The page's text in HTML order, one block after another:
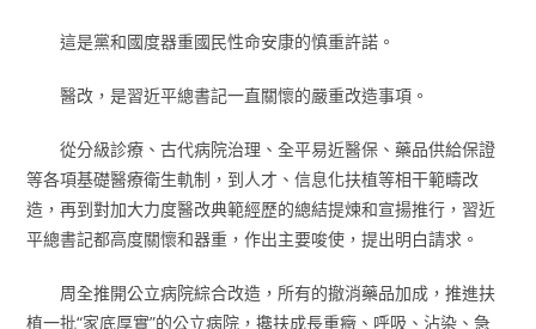
這是黨和國度器重國民性命安康的慎重許諾。
醫改，是習近平總書記一直關懷的嚴重改造事項。
從分級診療、古代病院治理、全平易近醫保、藥品供給保證
等各項基礎醫療衛生軌制，到人才、信息化扶植等相干範疇改
造，再到對加大力度醫改典範經歷的總結提煉和宣揚推行，習近
平總書記都高度關懷和器重，作出主要唆使，提出明白請求。
周全推開公立病院綜合改造，所有的撤消藥品加成，推進扶
植一批“家底厚實”的公立病院，攙扶成長重癥、呼吸、沾染、急